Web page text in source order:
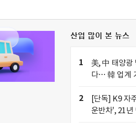
산업 많이 본 뉴스